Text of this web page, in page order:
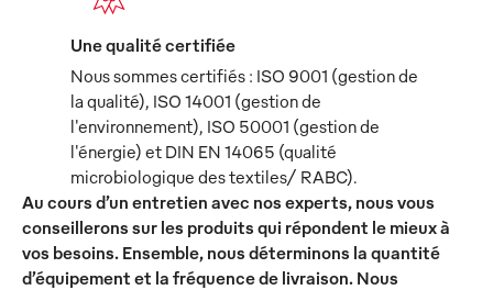
Une qualité certifiée
Nous sommes certifiés : ISO 9001 (gestion de
la qualité), ISO 14001 (gestion de
l'environnement), ISO 50001 (gestion de
l'énergie) et DIN EN 14065 (qualité
microbiologique des textiles/ RABC).
Au cours d’un entretien avec nos experts, nous vous
conseillerons sur les produits qui répondent le mieux à
vos besoins. Ensemble, nous déterminons la quantité
d’équipement et la fréquence de livraison. Nous